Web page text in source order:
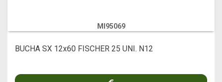
MI95069
BUCHA SX 12x60 FISCHER 25 UNI. N12